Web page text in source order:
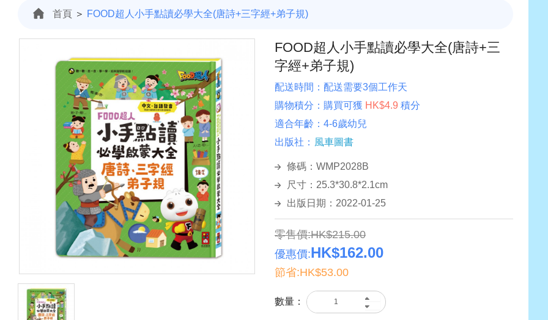
首頁 ＞ FOOD超人小手點讀必學大全(唐詩+三字經+弟子規)
FOOD超人小手點讀必學大全(唐詩+三
字經+弟子規)
配送時間： 配送需要3個工作天
購物積分： 購買可獲 HK$4.9 積分
適合年齡： 4-6歲幼兒
出版社： 風車圖書
條碼：WMP2028B
尺寸：25.3*30.8*2.1cm
出版日期：2022-01-25
零售價:HK$215.00
優惠價:HK$162.00
節省:HK$53.00
數量：